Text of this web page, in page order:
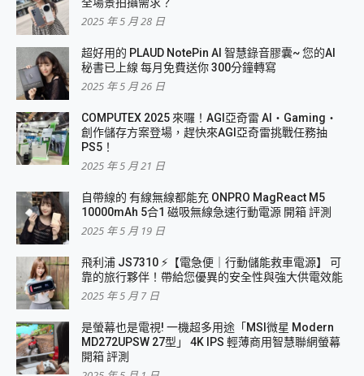
2025 年 5 月 28 日
超好用的 PLAUD NotePin AI 智慧錄音膠囊~ 您的AI
秘書已上線 每月免費送你 300分鐘轉寫
2025 年 5 月 26 日
COMPUTEX 2025 來囉！AGI亞奇雷 AI・Gaming・
創作儲存方案登場，趕快來AGI亞奇雷挑戰任務抽
PS5！
2025 年 5 月 21 日
自帶線的 有線無線都能充 ONPRO MagReact M5
10000mAh 5合1 磁吸無線急速行動電源 開箱 評測
2025 年 5 月 19 日
飛利浦 JS7310 ⚡【電急便｜行動儲能救車電源】 可
靠的旅行夥伴！帶給您優異的安全性與強大供電效能
2025 年 5 月 7 日
是螢幕也是電視! 一機超多用途「MSI微星 Modern
MD272UPSW 27型」 4K IPS 輕薄商用智慧聯網螢幕
開箱 評測